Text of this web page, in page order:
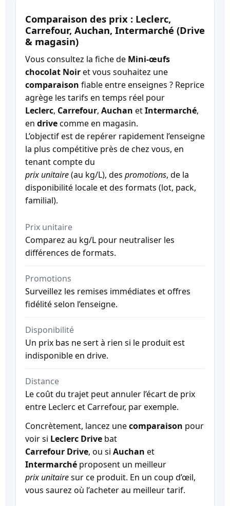
Comparaison des prix : Leclerc,
Carrefour, Auchan, Intermarché (Drive
& magasin)
Vous consultez la fiche de Mini-œufs
chocolat Noiret vous souhaitez une
comparaison fiable entre enseignes ? Reprice
agrège les tarifs en temps réel pour
Leclerc, Carrefour, Auchan etIntermarché,
en drivecomme en magasin.
L’objectif est de repérer rapidement l’enseigne
la plus compétitive près de chez vous, en
tenant compte du
prix unitaire(au kg/L), des promotions, de la
disponibilité locale et des formats (lot, pack,
familial).
Prix unitaire
Comparez au kg/L pour neutraliser les
différences de formats.
Promotions
Surveillez les remises immédiates et offres
fidélité selon l’enseigne.
Disponibilité
Un prix bas ne sert à rien si le produit est
indisponible en drive.
Distance
Le coût du trajet peut annuler l’écart de prix
entre Leclerc et Carrefour, par exemple.
Concrètement, lancez unecomparaison pour
voir si Leclerc Drive bat
Carrefour Drive, ou si Auchan et
Intermarché proposent un meilleur
prix unitairesur ce produit. En un coup d’œil,
vous saurez où l’acheter au meilleur tarif.